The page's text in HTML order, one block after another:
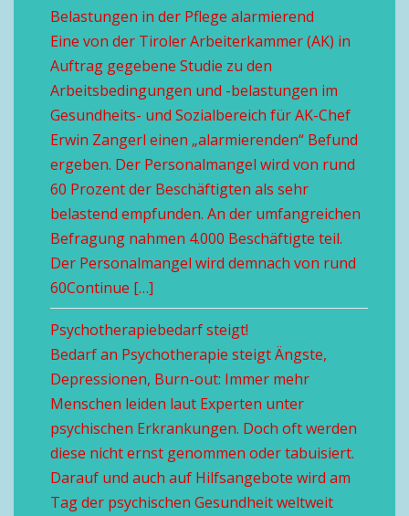
Belastungen in der Pflege alarmierend
Eine von der Tiroler Arbeiterkammer (AK) in
Auftrag gegebene Studie zu den
Arbeitsbedingungen und -belastungen im
Gesundheits- und Sozialbereich für AK-Chef
Erwin Zangerl einen „alarmierenden“ Befund
ergeben. Der Personalmangel wird von rund
60 Prozent der Beschäftigten als sehr
belastend empfunden. An der umfangreichen
Befragung nahmen 4.000 Beschäftigte teil.
Der Personalmangel wird demnach von rund
60Continue […]
Psychotherapiebedarf steigt!
Bedarf an Psychotherapie steigt Ängste,
Depressionen, Burn-out: Immer mehr
Menschen leiden laut Experten unter
psychischen Erkrankungen. Doch oft werden
diese nicht ernst genommen oder tabuisiert.
Darauf und auch auf Hilfsangebote wird am
Tag der psychischen Gesundheit weltweit